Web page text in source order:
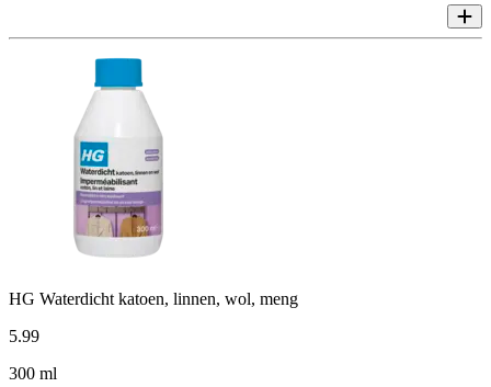
HG Waterdicht katoen, linnen, wol, meng
5.99
300 ml